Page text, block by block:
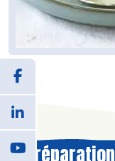
Préparation